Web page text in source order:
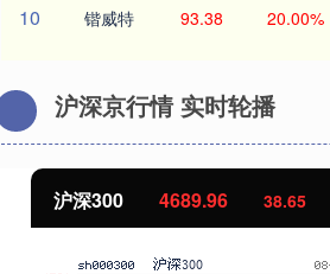
10 锴威特 93.38 20.00%
沪深京行情 实时轮播
沪深300 4689.96 38.65